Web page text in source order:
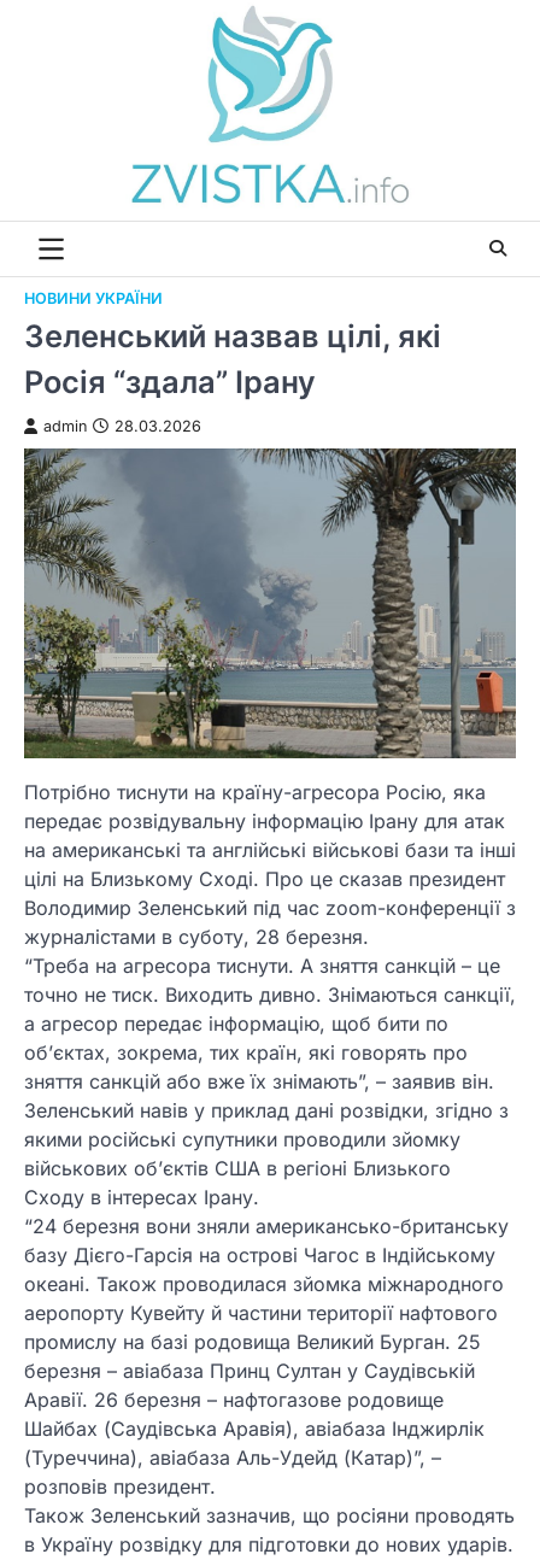
НОВИНИ УКРАЇНИ
Зеленський назвав цілі, які
Росія “здала” Ірану
admin 28.03.2026
Потрібно тиснути на країну-агресора Росію, яка
передає розвідувальну інформацію Ірану для атак
на американські та англійські військові бази та інші
цілі на Близькому Сході. Про це сказав президент
Володимир Зеленський під час zoom-конференції з
журналістами в суботу, 28 березня.
“Треба на агресора тиснути. А зняття санкцій – це
точно не тиск. Виходить дивно. Знімаються санкції,
а агресор передає інформацію, щоб бити по
об’єктах, зокрема, тих країн, які говорять про
зняття санкцій або вже їх знімають”, – заявив він.
Зеленський навів у приклад дані розвідки, згідно з
якими російські супутники проводили зйомку
військових об’єктів США в регіоні Близького
Сходу в інтересах Ірану.
“24 березня вони зняли американсько-британську
базу Дієго-Гарсія на острові Чагос в Індійському
океані. Також проводилася зйомка міжнародного
аеропорту Кувейту й частини території нафтового
промислу на базі родовища Великий Бурган. 25
березня – авіабаза Принц Султан у Саудівській
Аравії. 26 березня – нафтогазове родовище
Шайбах (Саудівська Аравія), авіабаза Інджирлік
(Туреччина), авіабаза Аль-Удейд (Катар)”, –
розповів президент.
Також Зеленський зазначив, що росіяни проводять
в Україну розвідку для підготовки до нових ударів.